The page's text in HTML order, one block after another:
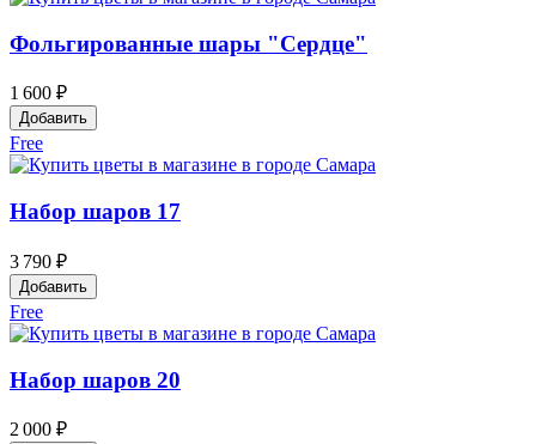
Фольгированные шары "Сердце"
1 600 ₽
Добавить
Free
Набор шаров 17
3 790 ₽
Добавить
Free
Набор шаров 20
2 000 ₽